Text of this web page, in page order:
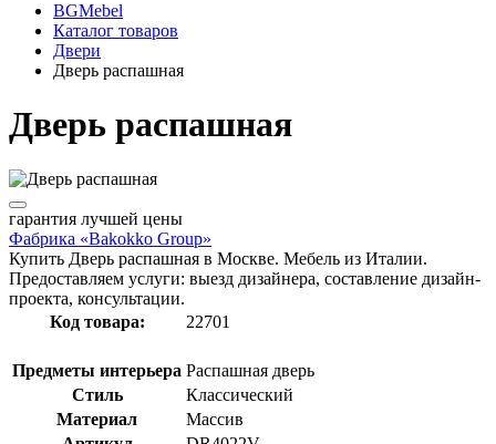
BGMebel
Каталог товаров
Двери
Дверь распашная
Дверь распашная
гарантия лучшей цены
Фабрика «Bakokko Group»
Купить Дверь распашная в Москве. Мебель из Италии.
Предоставляем услуги: выезд дизайнера, составление дизайн-
проекта, консультации.
Код товара:
22701
Предметы интерьера Распашная дверь
Стиль
Классический
Материал
Массив